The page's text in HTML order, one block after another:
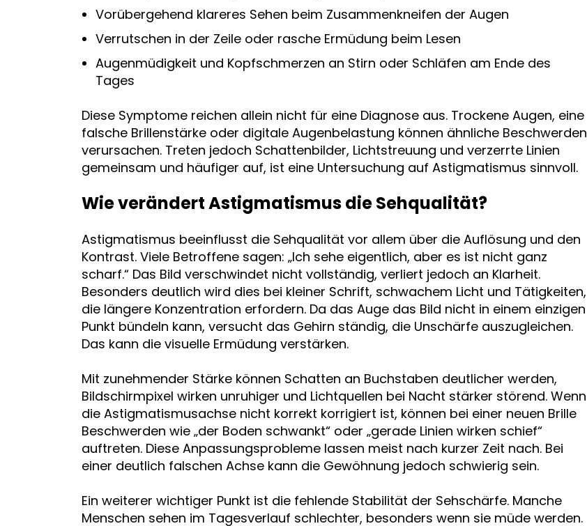
Vorübergehend klareres Sehen beim Zusammenkneifen der Augen
Verrutschen in der Zeile oder rasche Ermüdung beim Lesen
Augenmüdigkeit und Kopfschmerzen an Stirn oder Schläfen am Ende des
Tages
Diese Symptome reichen allein nicht für eine Diagnose aus. Trockene Augen, eine
falsche Brillenstärke oder digitale Augenbelastung können ähnliche Beschwerden
verursachen. Treten jedoch Schattenbilder, Lichtstreuung und verzerrte Linien
gemeinsam und häufiger auf, ist eine Untersuchung auf Astigmatismus sinnvoll.
Wie verändert Astigmatismus die Sehqualität?
Astigmatismus beeinflusst die Sehqualität vor allem über die Auflösung und den
Kontrast. Viele Betroffene sagen: „Ich sehe eigentlich, aber es ist nicht ganz
scharf.“ Das Bild verschwindet nicht vollständig, verliert jedoch an Klarheit.
Besonders deutlich wird dies bei kleiner Schrift, schwachem Licht und Tätigkeiten,
die längere Konzentration erfordern. Da das Auge das Bild nicht in einem einzigen
Punkt bündeln kann, versucht das Gehirn ständig, die Unschärfe auszugleichen.
Das kann die visuelle Ermüdung verstärken.
Mit zunehmender Stärke können Schatten an Buchstaben deutlicher werden,
Bildschirmpixel wirken unruhiger und Lichtquellen bei Nacht stärker störend. Wenn
die Astigmatismusachse nicht korrekt korrigiert ist, können bei einer neuen Brille
Beschwerden wie „der Boden schwankt“ oder „gerade Linien wirken schief“
auftreten. Diese Anpassungsprobleme lassen meist nach kurzer Zeit nach. Bei
einer deutlich falschen Achse kann die Gewöhnung jedoch schwierig sein.
Ein weiterer wichtiger Punkt ist die fehlende Stabilität der Sehschärfe. Manche
Menschen sehen im Tagesverlauf schlechter, besonders wenn sie müde werden.